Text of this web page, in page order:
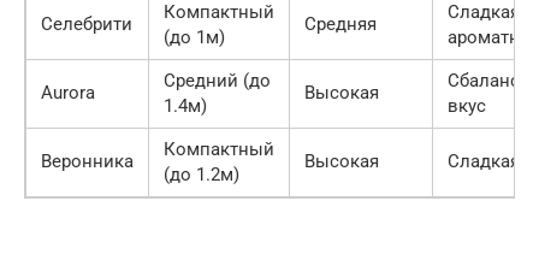
Селебрити
Компактный
(до 1м)
Средняя
Сладкая,
ароматная
Aurora
Средний (до
1.4м)
Высокая
вкус
Веронника
Компактный
(до 1.2м)
Высокая Сладкая,